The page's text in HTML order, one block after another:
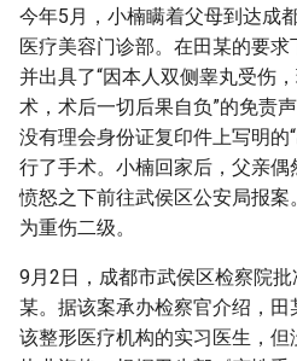
r
c
h
今年5月，小楠瞒着父母到达成
医疗美容门诊部。在田某的要求
并出具了“因本人双侧睾丸受伤
术，术后一切后果自负”的免责
没有理会身份证复印件上写明的
行了手术。小楠回家后，父亲偶
愤怒之下前往武侯区公安局报
为重伤二级。
9月2日，成都市武侯区检察院
某。据该案承办检察官介绍，
该整形医疗机构的实习医生，